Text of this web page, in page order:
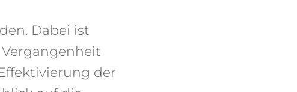
Dabei ist
der